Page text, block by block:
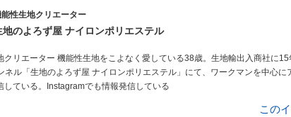
性生地クリエーター
地のよろず屋 ナイロンポリエステル
生地輸出入商社に15年以上勤務後退職し、独立。開設し
ネル「生地のよろず屋 ナイロンポリエステル」にて、ワークマンを中心
している。Instagramでも情報発信している
この